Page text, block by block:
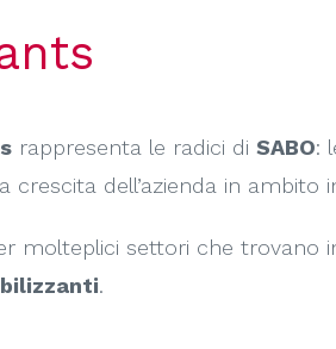
rappresenta le radici di SABO:
crescita dell’azienda in ambito
molteplici settori che
.